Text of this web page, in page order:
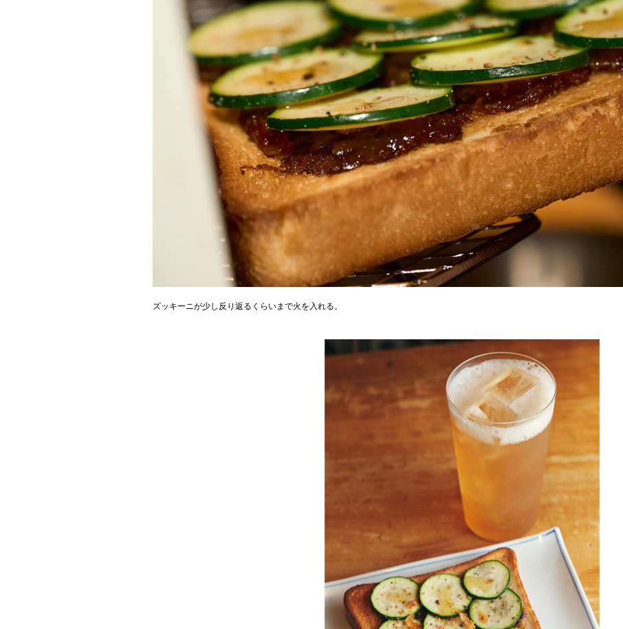
ズッキーニが少し反り返るくらいまで火を入れる。